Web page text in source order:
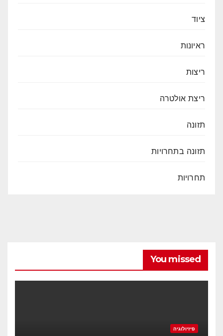
ציוד
ראיונות
ריצות
ריצת אולטרה
תזונה
תזונה בתחרויות
תחרויות
You missed
פיזיולוגיה